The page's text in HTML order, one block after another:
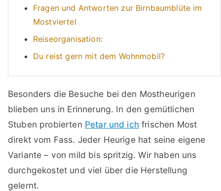
Fragen und Antworten zur Birnbaumblüte im
Mostviertel
Reiseorganisation:
Du reist gern mit dem Wohnmobil?
Besonders die Besuche bei den Mostheurigen
blieben uns in Erinnerung. In den gemütlichen
Stuben probierten Petar und ich frischen Most
direkt vom Fass. Jeder Heurige hat seine eigene
Variante – von mild bis spritzig. Wir haben uns
durchgekostet und viel über die Herstellung
gelernt.